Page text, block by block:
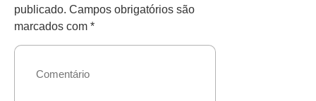
publicado. Campos obrigatórios são
marcados com *